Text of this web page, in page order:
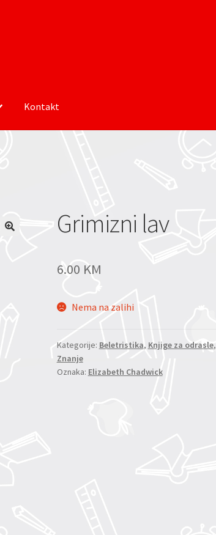
Kontakt
Grimizni lav
6.00 KM
Nema na zalihi
Kategorije: Beletristika, Knjige za odrasle,
Znanje
Oznaka: Elizabeth Chadwick